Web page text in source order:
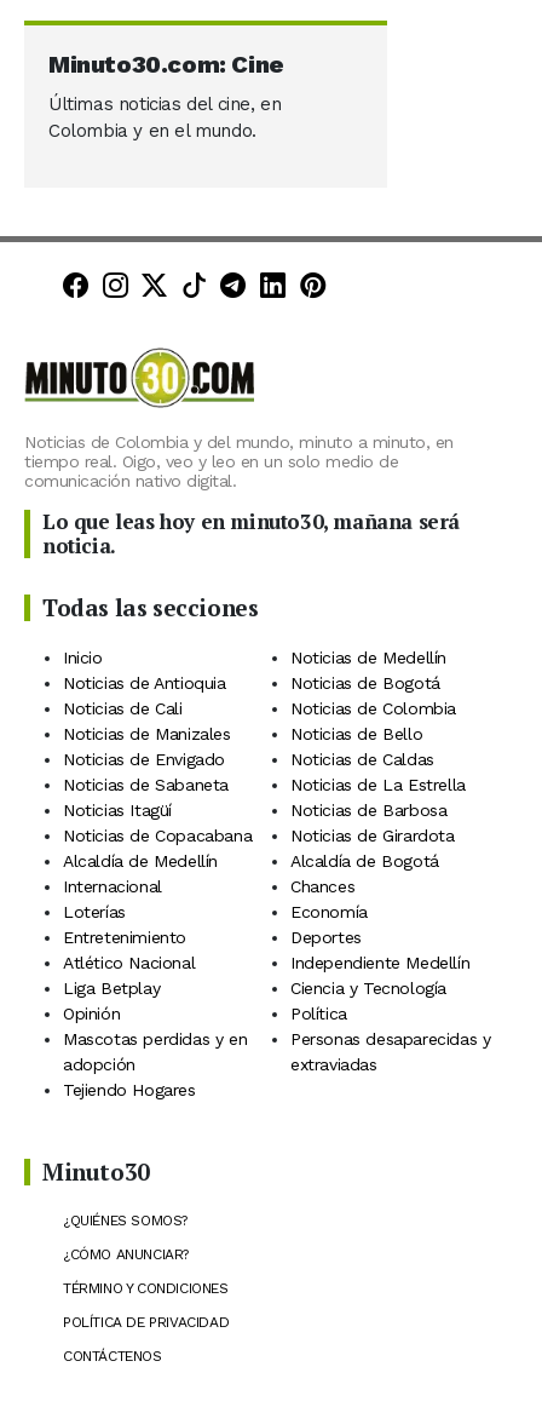
Minuto30.com: Cine
Últimas noticias del cine, en
Colombia y en el mundo.
Minuto30 en Facebook
Minuto30 en Instagram
Minuto30 en X (Twitter)
Minuto30 en TikTok
Canal de Minuto30 en
Minuto30 en LinkedIn
Minuto30 en
Noticias de Colombia y del mundo, minuto a minuto, en
tiempo real. Oigo, veo y leo en un solo medio de
comunicación nativo digital.
Lo que leas hoy en minuto30, mañana será
noticia.
Todas las secciones
Inicio
Noticias de Medellín
Noticias de Antioquia
Noticias de Bogotá
Noticias de Cali
Noticias de Colombia
Noticias de Manizales
Noticias de Bello
Noticias de Envigado
Noticias de Caldas
Noticias de Sabaneta
Noticias de La Estrella
Noticias Itagüí
Noticias de Barbosa
Noticias de Copacabana
Noticias de Girardota
Alcaldía de Medellín
Alcaldía de Bogotá
Internacional
Chances
Loterías
Economía
Entretenimiento
Deportes
Atlético Nacional
Independiente Medellín
Liga Betplay
Ciencia y Tecnología
Opinión
Política
Mascotas perdidas y en
adopción
Personas desaparecidas y
extraviadas
Tejiendo Hogares
Minuto30
¿QUIÉNES SOMOS?
¿CÓMO ANUNCIAR?
TÉRMINO Y CONDICIONES
POLÍTICA DE PRIVACIDAD
CONTÁCTENOS